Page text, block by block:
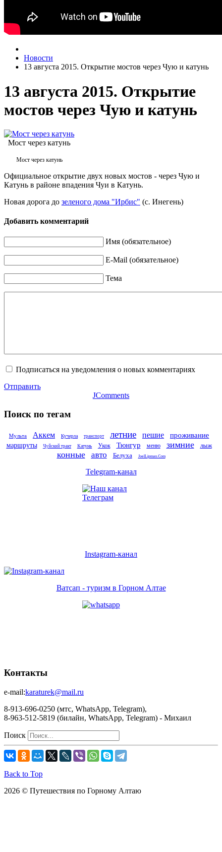
Новости
13 августа 2015. Открытие мостов через Чую и катунь
13 августа 2015. Открытие
мостов через Чую и катунь
Мост через катунь
Мост через катунь
Официальное открытие двух новых мостов - через Чую и
Катунь в районе впадения Чуи в Катунь.
Новая дорога до зеленого дома "Ирбис" (с. Инегень)
Добавить комментарий
Имя (обязательное)
E-Mail (обязательное)
Тема
Подписаться на уведомления о новых комментариях
Отправить
JComments
Поиск по тегам
Мульта Аккем Кучерла транспорт летние пешие проживание
маршруты Чуйский тракт Катунь Укок Тюнгур меню зимние лыж
конные авто Белуха JoelLipman.Com
Telegram-канал
Instagram-канал
Ватсап - туризм в Горном Алтае
Контакты
e-mail:karaturek@mail.ru
8-913-696-0250 (мтс, WhatsApp, Telegram),
8-963-512-5819 (билайн, WhatsApp, Telegram) - Михаил
Поиск
Back to Top
2026 © Путешествия по Горному Алтаю